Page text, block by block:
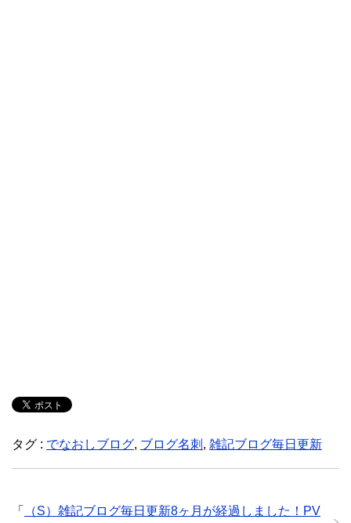
タグ : でなおしブログ, ブログ名刺 , 雑記ブログ毎日更新
「
（S）雑記ブログ毎日更新8ヶ月が経過しました！PV